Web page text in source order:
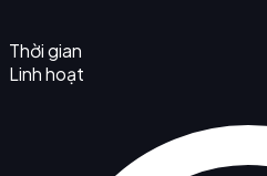
Thời gian
Linh hoạt